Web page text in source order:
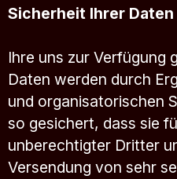
Sicherheit Ihrer Daten
Ihre uns zur Verfügung
Daten werden durch
und organisatorischen
so gesichert, dass sie
unberechtigter Dritter
Versendung von sehr